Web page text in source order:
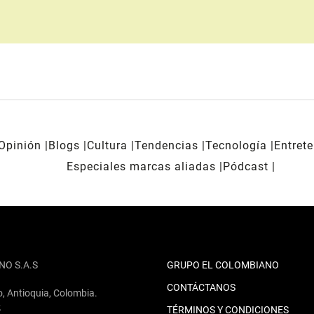
Blogs Cultura Tendencias Tecnología
Especiales marcas aliadas
Pódcast
S.A.S
Antioquia, Colombia.
GRUPO EL COLOMBIANO
CONTÁCTANOS
TÉRMINOS Y CONDICIONES